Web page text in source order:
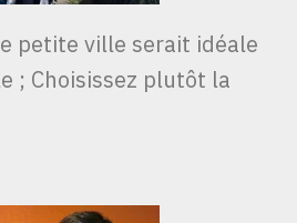
petite ville serait idéale
; Choisissez plutôt la